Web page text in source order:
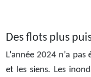
Des flots plus
L’année 2024 n’a
et les siens. Les